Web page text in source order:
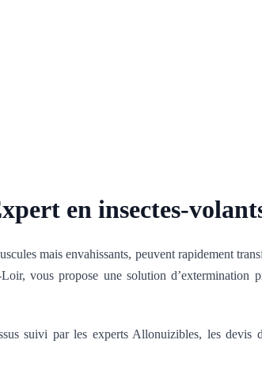
en insectes-
mais envahissants, peuvent rapidement
vous propose une solution d’extermination
suivi par les experts Allonuizibles, les devis